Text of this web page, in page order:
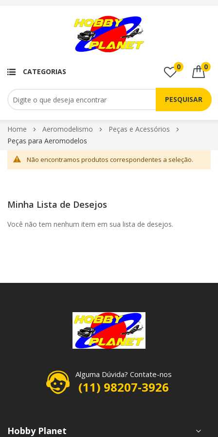
CATEGORIAS
PESQUISAR
0 0
Pular
para
o
conteúdo
Home Aeromodelismo
Peças e Acessórios
Peças para Aeromodelos
Não encontramos produtos correspondentes a seleção.
Minha Lista de Desejos
Você não tem nenhum item em sua lista de desejos.
Hobby Planet
Alguma Dúvida? Contate-nos
(11) 98207-3926